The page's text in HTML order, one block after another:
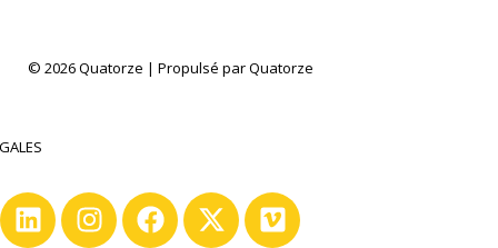
© 2026 Quatorze | Propulsé par Quatorze